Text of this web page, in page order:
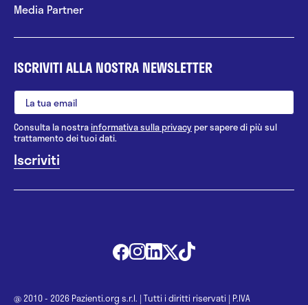
Media Partner
ISCRIVITI ALLA NOSTRA NEWSLETTER
Consulta la nostrainformativa sulla privacy per sapere di più sul
trattamento dei tuoi dati.
@ 2010 - 2026 Pazienti.org s.r.l. | Tutti i diritti riservati | P.IVA